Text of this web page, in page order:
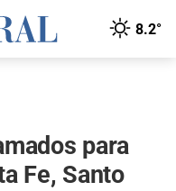
8.2°
para
Fe, Santo